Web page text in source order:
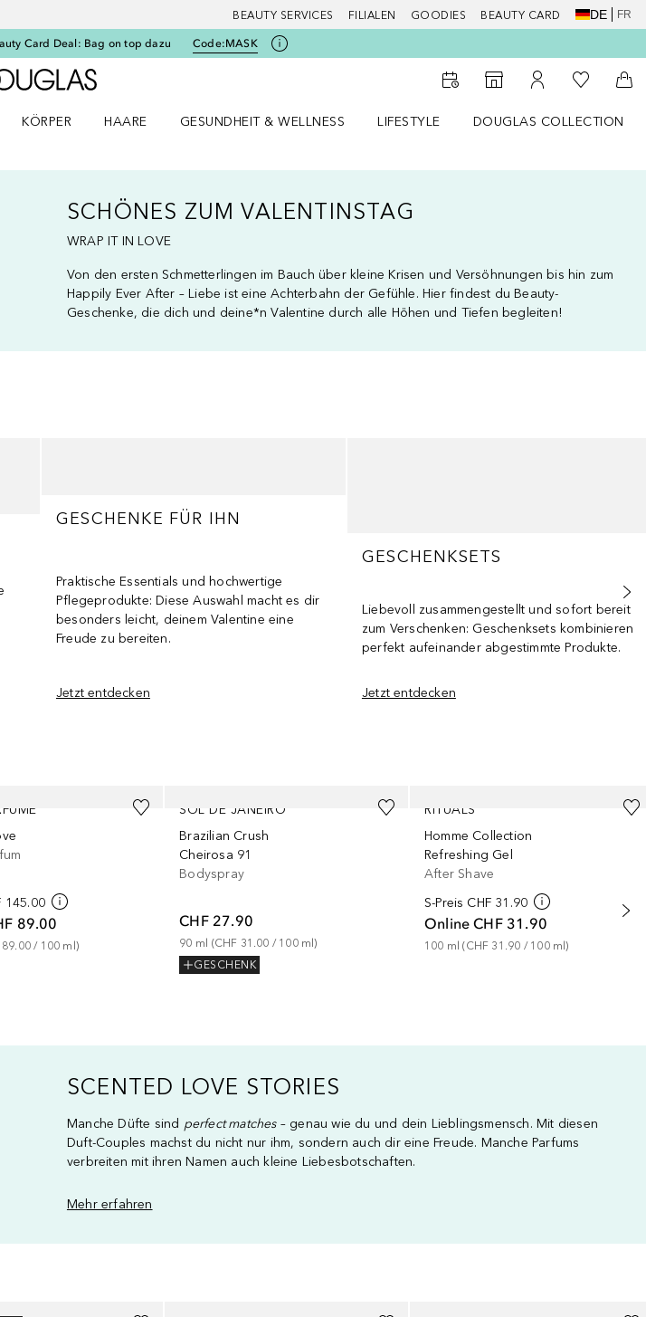
BEAUTY SERVICES FILIALEN GOODIES BEAUTY CARD DE FR
Card Deal: Bag on top dazu Code:MASK
Zur Douglas Startseite
Zum Storefinder
Zu Meinem
Zu Meiner
KÖRPER
HAARE
GESUNDHEIT & WELLNESS
LIFESTYLE
DOUGLAS COLLECTION
SCHÖNES ZUM VALENTINSTAG
WRAP IT IN LOVE
Von den ersten Schmetterlingen im Bauch über kleine Krisen und Versöhnungen bis hin zum
Happily Ever After – Liebe ist eine Achterbahn der Gefühle. Hier findest du Beauty-
Geschenke, die dich und deine*n Valentine durch alle Höhen und Tiefen begleiten!
GESCHENKE FÜR IHN
Praktische Essentials und hochwertige
Pflegeprodukte: Diese Auswahl macht es dir
besonders leicht, deinem Valentine eine
Freude zu bereiten.
Jetzt entdecken
GESCHENKSETS
Liebevoll zusammengestellt und sofort bereit
zum Verschenken: Geschenksets kombinieren
perfekt aufeinander abgestimmte Produkte.
Jetzt entdecken
145.00
89.00
89.00 / 100 ml )
SOL DE JANEIRO
Brazilian Crush
Cheirosa 91
Bodyspray
CHF 27.90
90 ml (CHF 31.00 / 100 ml)
GESCHENK
RITUALS
Homme Collection
Refreshing Gel
After Shave
S-Preis CHF 31.90
Online CHF 31.90
100 ml (CHF 31.90 / 100 ml)
SCENTED LOVE STORIES
Manche Düfte sind perfect matches– genau wie du und dein Lieblingsmensch. Mit diesen
Duft-Couples machst du nicht nur ihm, sondern auch dir eine Freude. Manche Parfums
verbreiten mit ihren Namen auch kleine Liebesbotschaften.
Mehr erfahren